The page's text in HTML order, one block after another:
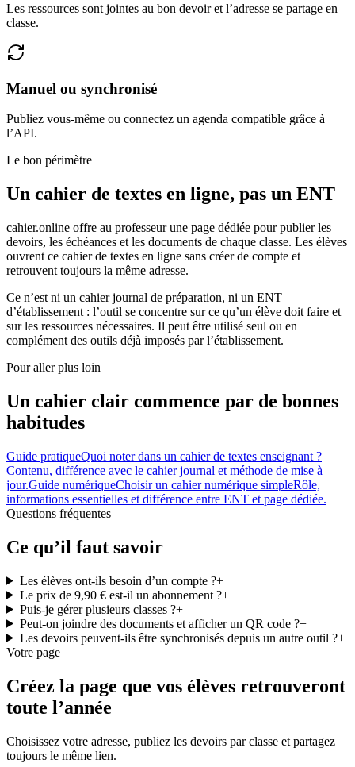
Les ressources sont jointes au bon devoir et l’adresse se partage en
classe.
Manuel ou synchronisé
Publiez vous-même ou connectez un agenda compatible grâce à
l’API.
Le bon périmètre
Un cahier de textes en ligne, pas un ENT
cahier.online offre au professeur une page dédiée pour publier les
devoirs, les échéances et les documents de chaque classe. Les élèves
ouvrent ce cahier de textes en ligne sans créer de compte et
retrouvent toujours la même adresse.
Ce n’est ni un cahier journal de préparation, ni un ENT
d’établissement : l’outil se concentre sur ce qu’un élève doit faire et
sur les ressources nécessaires. Il peut être utilisé seul ou en
complément des outils déjà imposés par l’établissement.
Pour aller plus loin
Un cahier clair commence par de bonnes
habitudes
Guide pratiqueQuoi noter dans un cahier de textes enseignant ?
Contenu, différence avec le cahier journal et méthode de mise à
jour.Guide numériqueChoisir un cahier numérique simpleRôle,
informations essentielles et différence entre ENT et page dédiée.
Questions fréquentes
Ce qu’il faut savoir
Les élèves ont-ils besoin d’un compte ?+
Le prix de 9,90 € est-il un abonnement ?+
Puis-je gérer plusieurs classes ?+
Peut-on joindre des documents et afficher un QR code ?+
Les devoirs peuvent-ils être synchronisés depuis un autre outil ?+
Votre page
Créez la page que vos élèves retrouveront
toute l’année
Choisissez votre adresse, publiez les devoirs par classe et partagez
toujours le même lien.